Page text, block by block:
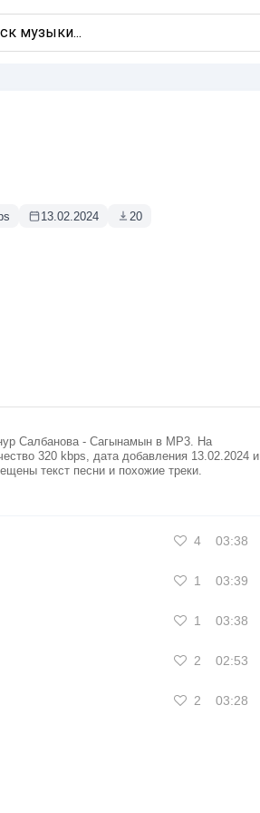
13.02.2024 20
Салбанова - Сагынамын в MP3. На
320 kbps, дата добавления 13.02.2024 и
текст песни и похожие треки.
4 03:38
1 03:39
1 03:38
2 02:53
2
03:28